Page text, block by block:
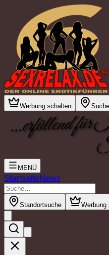
Werbung schalten
...erfüllend für
MENÜ
StartseiteNews
Standortsuche Werbung